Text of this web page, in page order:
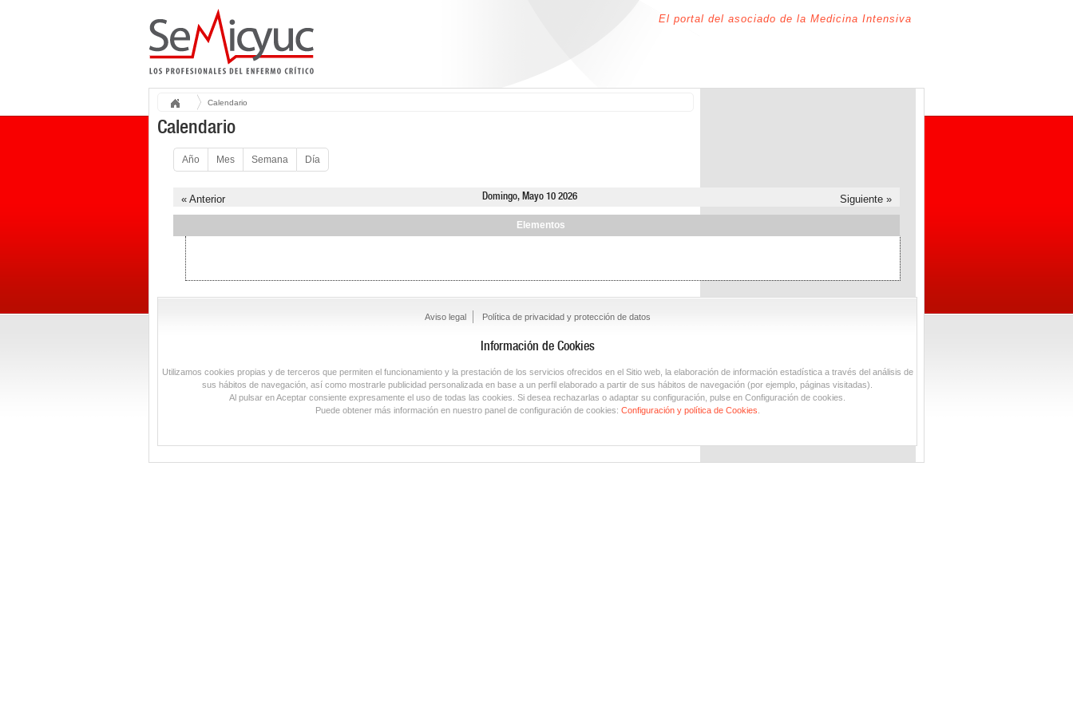
El portal del asociado de la Medicina Intensiva
Calendario
Calendario
Año Mes Semana Día
« Anterior Domingo, Mayo 10 2026 Siguiente »
Elementos
Aviso legal Política de privacidad y protección de datos
Información de Cookies
Utilizamos cookies propias y de terceros que permiten el funcionamiento y la prestación de los servicios ofrecidos en el Sitio web, la elaboración de información estadística a través del análisis de
sus hábitos de navegación, así como mostrarle publicidad personalizada en base a un perfil elaborado a partir de sus hábitos de navegación (por ejemplo, páginas visitadas).
Al pulsar en Aceptar consiente expresamente el uso de todas las cookies. Si desea rechazarlas o adaptar su configuración, pulse en Configuración de cookies.
Puede obtener más información en nuestro panel de configuración de cookies: Configuración y política de Cookies